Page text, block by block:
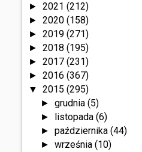
►2021(212)
►2020(158)
►2019(271)
►2018(195)
►2017(231)
►2016(367)
▼2015(295)
► grudnia (5)
► listopada (6)
► października (44)
► września (10)